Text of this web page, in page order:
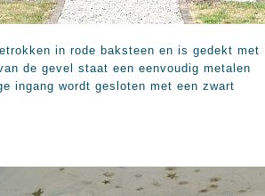
in rode baksteen en is gedekt met
de gevel staat een eenvoudig metalen
ingang wordt gesloten met een zwart